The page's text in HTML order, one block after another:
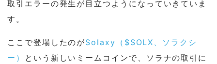
取引エラーの発生が目立つようになっていきていま
す。
ここで登場したのがSolaxy（$SOLX、ソラクシ
ー）
という新しいミームコインで、ソラナの取引に